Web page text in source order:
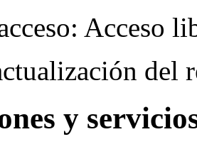
Acceso
del
y